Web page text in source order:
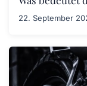
22. September